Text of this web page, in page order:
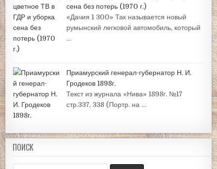
сена без потерь (1970 г.)
«Дачия 1 300» Так называется новый
румынский легковой автомобиль, который
…
Приамурский генерал-губернатор Н. И.
Гродеков 1898г.
Текст из журнала «Нива» 1898г. №17
стр.337, 338 (Портр. на …
ПОИСК